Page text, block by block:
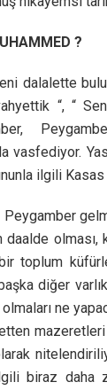
?
dalalette
“, “
vasfediyor.
ilgili
Peygamber
olması,
bir toplum
diğer
ne
biraz daha